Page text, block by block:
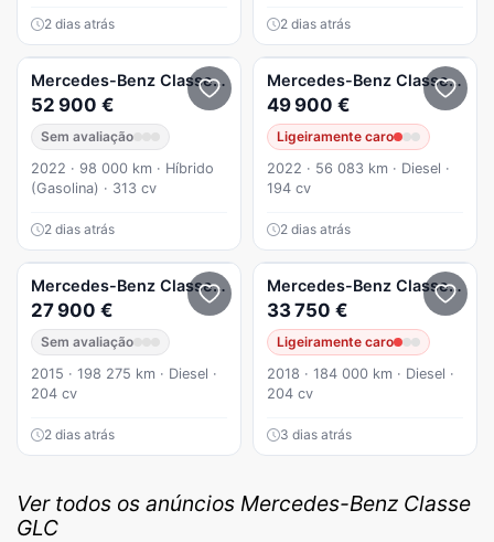
2 dias atrás 2 dias atrás
Mercedes-Benz Classe GLC GLC 300 e Coupe 4Matic
52 900 €
Sem avaliação
2022 · 98 000 km · Híbrido
(Gasolina) · 313 cv
2 dias atrás
Mercedes-Benz Classe GLC
49 900 €
Ligeiramente caro
2022 · 56 083 km · Diesel ·
194 cv
2 dias atrás
Mercedes-Benz Classe GLC GLC 220 d 4Matic 9G-TRONIC
27 900 €
Sem avaliação
2015 · 198 275 km · Diesel ·
204 cv
2 dias atrás
Mercedes-Benz Classe GLC
33 750 €
Ligeiramente caro
2018 · 184 000 km · Diesel ·
204 cv
3 dias atrás
Ver todos os anúncios Mercedes-Benz Classe
GLC